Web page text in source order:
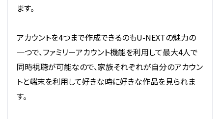
ます。
アカウントを4つまで作成できるのもU-NEXTの魅力の
一つで、ファミリーアカウント機能を利用して最大4人で
同時視聴が可能なので、家族それぞれが自分のアカウン
トと端末を利用して好きな時に好きな作品を見られま
す。